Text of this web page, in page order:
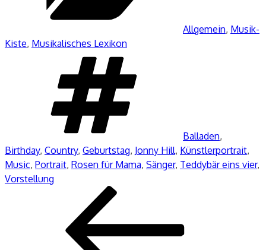
Allgemein, Musik-
Kiste, Musikalisches Lexikon
Balladen,
Birthday, Country, Geburtstag, Jonny Hill, Künstlerportrait,
Music, Portrait, Rosen für Mama, Sänger, Teddybär eins vier,
Vorstellung
Beitragsnavigation